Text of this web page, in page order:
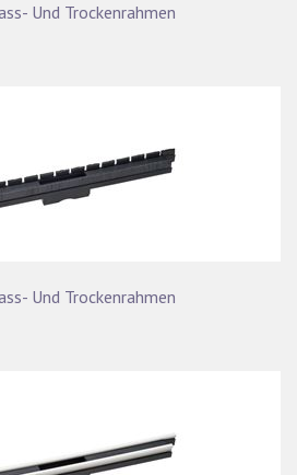
Und Trockenrahmen
Und Trockenrahmen